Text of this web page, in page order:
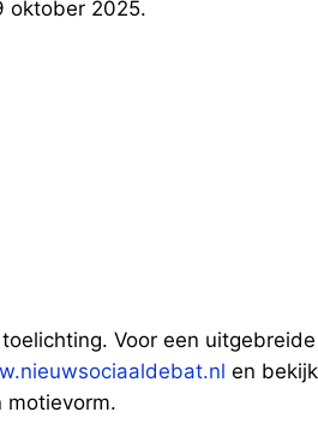
oktober 2025.
Voor een uitgebreide
en bekijk